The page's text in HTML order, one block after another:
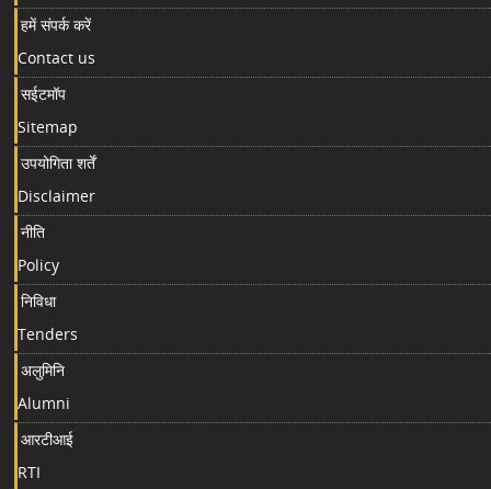
हमें संपर्क करें
Contact us
सईटमॉप
Sitemap
उपयोगिता शर्तें
Disclaimer
नीति
Policy
निविधा
Tenders
अलुमिनि
Alumni
आरटीआई
RTI